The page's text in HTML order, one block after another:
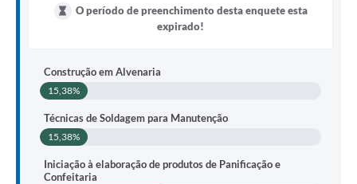
O período de preenchimento desta enquete esta
expirado!
Construção em Alvenaria
15,38%
Técnicas de Soldagem para Manutenção
15,38%
Iniciação à elaboração de produtos de Panificação e
Confeitaria